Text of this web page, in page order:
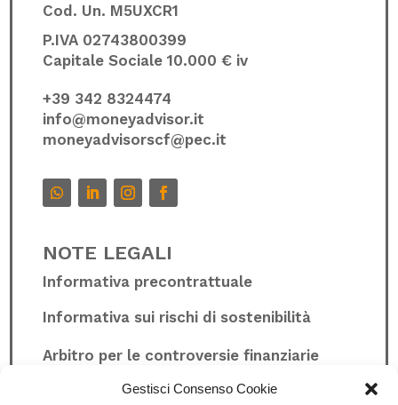
Gestisci Consenso Cookie
Cod. Un. M5UXCR1
P.IVA 02743800399
Capitale Sociale 10.000 € iv
+39 342 8324474
info@moneyadvisor.it
moneyadvisorscf@pec.it
NOTE LEGALI
Informativa precontrattuale
Informativa sui rischi di sostenibilità
Arbitro per le controversie finanziarie
Whistleblowing